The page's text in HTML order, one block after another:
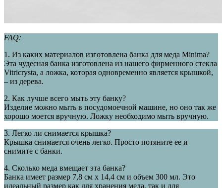
FAQ:
1. Из каких материалов изготовлена банка для меда Minima?
Эта чудесная банка изготовлена из нашего фирменного стекла
Vitricrysta, а ложка, которая одновременно является крышкой,
– из дерева.
2. Как лучше всего мыть эту банку?
Изделие можно мыть в посудомоечной машине, но оно так же
хорошо моется вручную. Ложку необходимо мыть вручную.
3. Легко ли снимается крышка?
Крышка снимается очень легко. Просто потяните ее и
снимите с банки.
4. Сколько меда вмещает эта банка?
Банка имеет размер 7,8 см x 14,4 см и объем 300 мл. Это
идеальный размер как для хранения меда, так и для